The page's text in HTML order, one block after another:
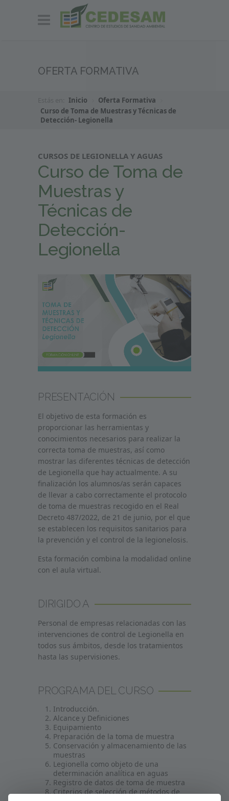
OFERTA FORMATIVA
Inicio
Oferta Formativa
Curso de Toma de Muestras y Técnicas de
Detección- Legionella
CURSOS DE LEGIONELLA Y AGUAS
Curso de Toma de
Muestras y
Técnicas de
Detección-
Legionella
PRESENTACIÓN
El objetivo de esta formación es
proporcionar las herramientas y
conocimientos necesarios para realizar la
correcta toma de muestras, así como
mostrar las diferentes técnicas de detección
de Legionella que hay actualmente. A su
finalización los alumnos/as serán capaces
de llevar a cabo correctamente el protocolo
de toma de muestras recogido en el Real
Decreto 487/2022, de 21 de junio, por el que
se establecen los requisitos sanitarios para
la prevención y el control de la legionelosis.
Esta formación combina la modalidad online
con el aula virtual.
DIRIGIDO A
Personal de empresas relacionadas con las
intervenciones de control de Legionella en
todos sus ámbitos, desde los tratamientos
hasta las supervisiones.
PROGRAMA DEL CURSO
Introducción.
Alcance y Definiciones
Equipamiento
Preparación de la toma de muestra
Conservación y almacenamiento de las
muestras
Legionella como objeto de una
determinación analítica en aguas
Registro de datos de toma de muestra
Criterios de selección de métodos de